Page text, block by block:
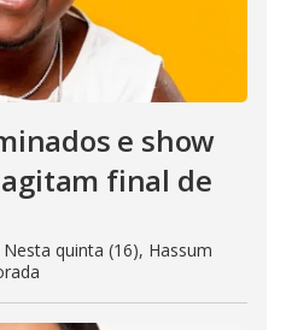
e show
final de
quinta (16), Hassum